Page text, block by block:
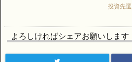
投資先
よろしければシェアお願いします